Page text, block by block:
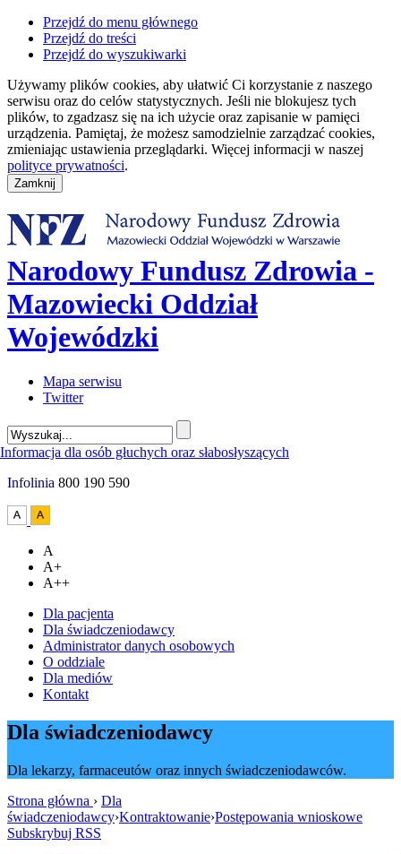
Przejdź do menu głównego
Przejdź do treści
Przejdź do wyszukiwarki
Używamy plików cookies, aby ułatwić Ci korzystanie z naszego
serwisu oraz do celów statystycznych. Jeśli nie blokujesz tych
plików, to zgadzasz się na ich użycie oraz zapisanie w pamięci
urządzenia. Pamiętaj, że możesz samodzielnie zarządzać cookies,
zmieniając ustawienia przeglądarki. Więcej informacji w naszej
polityce prywatności.
Narodowy Fundusz Zdrowia -
Mazowiecki Oddział
Wojewódzki
Mapa serwisu
Twitter
Infolinia 800 190 590
A
A+
A++
Dla pacjenta
Dla świadczeniodawcy
Administrator danych osobowych
O oddziale
Dla mediów
Kontakt
Dla świadczeniodawcy
Dla lekarzy, farmaceutów oraz innych świadczeniodawców.
Strona główna › Dla
świadczeniodawcy›Kontraktowanie›Postępowania wnioskowe
Subskrybuj RSS